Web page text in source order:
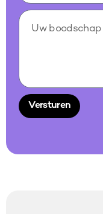
Versturen